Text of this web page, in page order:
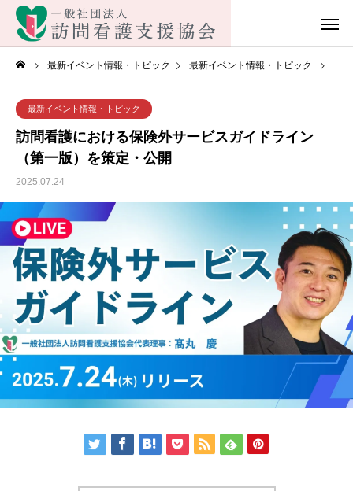
最新イベント情報・トピック 最新イベント情報・トピック
最新イベント情報・トピック
訪問看護における保険外サービスガイドライン
（第一版）を策定・公開
2025.07.24